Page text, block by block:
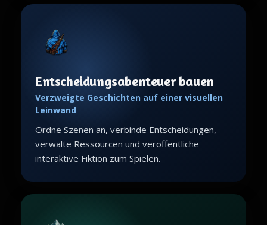
Entscheidungsabenteuer bauen
Verzweigte Geschichten auf einer visuellen
Leinwand
Ordne Szenen an, verbinde Entscheidungen,
verwalte Ressourcen und veroffentliche
interaktive Fiktion zum Spielen.